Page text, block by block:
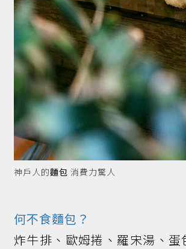
神戶人的麵包 消費力驚人
何不食麵包？
炸牛排、歐姆捲、羅宋湯、